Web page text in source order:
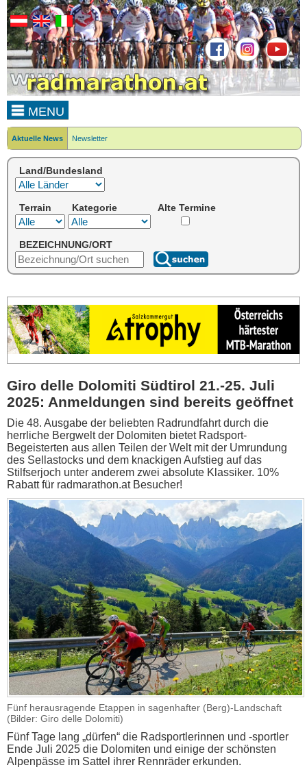
MENU
Aktuelle News Newsletter
Land/Bundesland
Terrain Kategorie Alte Termine
BEZEICHNUNG/ORT
Giro delle Dolomiti Südtirol 21.-25. Juli
2025: Anmeldungen sind bereits geöffnet
Die 48. Ausgabe der beliebten Radrundfahrt durch die
herrliche Bergwelt der Dolomiten bietet Radsport-
Begeisterten aus allen Teilen der Welt mit der Umrundung
des Sellastocks und dem knackigen Aufstieg auf das
Stilfserjoch unter anderem zwei absolute Klassiker. 10%
Rabatt für radmarathon.at Besucher!
Fünf herausragende Etappen in sagenhafter (Berg)-Landschaft
(Bilder: Giro delle Dolomiti)
Fünf Tage lang „dürfen“ die Radsportlerinnen und -sportler
Ende Juli 2025 die Dolomiten und einige der schönsten
Alpenpässe im Sattel ihrer Rennräder erkunden.